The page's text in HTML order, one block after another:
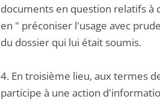
documents en question relatifs à
en " préconiser l'usage avec
du dossier qui lui était soumis.
4. En troisième lieu, aux termes
participe à une action